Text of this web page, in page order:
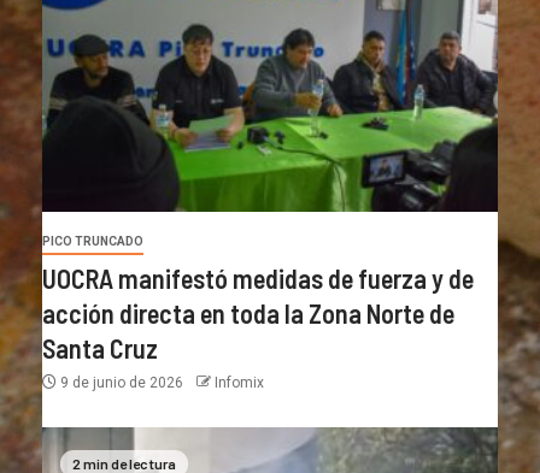
PICO TRUNCADO
UOCRA manifestó medidas de fuerza y de
acción directa en toda la Zona Norte de
Santa Cruz
9 de junio de 2026 Infomix
2 min de lectura